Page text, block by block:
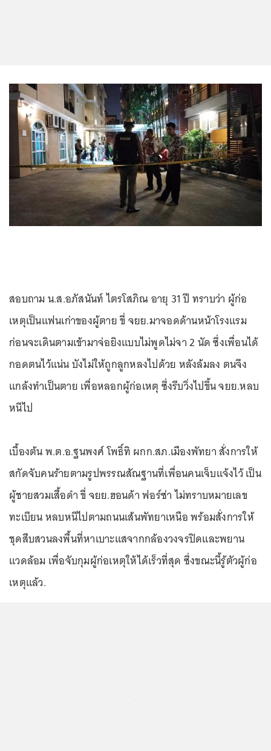
สอบถาม น.ส.อภัสนันท์ ไตรโสภิณ อายุ 31 ปี ทราบว่า ผู้ก่อ
เหตุเป็นแฟนเก่าของผู้ตาย ขี่ จยย.มาจอดด้านหน้าโรงแรม
ก่อนจะเดินตามเข้ามาจ่อยิงแบบไม่พูดไม่จา 2 นัด ซึ่งเพื่อนได้
กอดตนไว้แน่น บังไม่ให้ถูกลูกหลงไปด้วย หลังล้มลง ตนจึง
แกล้งทำเป็นตาย เพื่อหลอกผู้ก่อเหตุ ซึ่งรีบวิ่งไปขึ้น จยย.หลบ
หนีไป
เบื้องต้น พ.ต.อ.ฐนพงศ์ โพธิ์ทิ ผกก.สภ.เมืองพัทยา สั่งการให้
สกัดจับคนร้ายตามรูปพรรณสัณฐานที่เพื่อนคนเจ็บแจ้งไว้ เป็น
ผู้ชายสวมเสื้อดำ ขี่ จยย.ฮอนด้า ฟอร์ซ่า ไม่ทราบหมายเลข
ทะเบียน หลบหนีไปตามถนนเส้นพัทยาเหนือ พร้อมสั่งการให้
ชุดสืบสวนลงพื้นที่หาเบาะแสจากกล้องวงจรปิดและพยาน
แวดล้อม เพื่อจับกุมผู้ก่อเหตุให้ได้เร็วที่สุด ซึ่งขณะนี้รู้ตัวผู้ก่อ
เหตุแล้ว.